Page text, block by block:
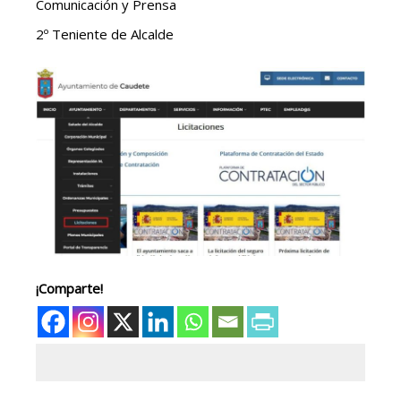
Comunicación y Prensa
2º Teniente de Alcalde
¡Comparte!